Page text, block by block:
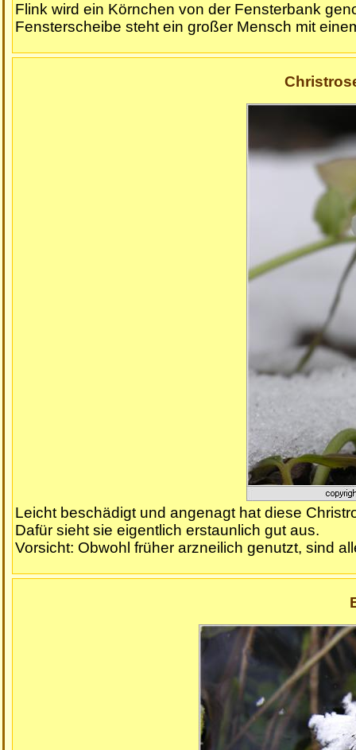
Flink wird ein Körnchen von der Fensterbank
Fensterscheibe steht ein großer Mensch mit
Leicht beschädigt und angenagt hat diese
Dafür sieht sie eigentlich erstaunlich gut aus.
Vorsicht: Obwohl früher arzneilich genutzt, sind